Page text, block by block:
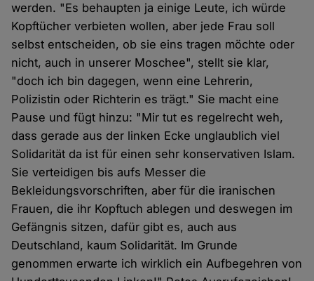
werden. "Es behaupten ja einige Leute, ich würde
Kopftücher verbieten wollen, aber jede Frau soll
selbst entscheiden, ob sie eins tragen möchte oder
nicht, auch in unserer Moschee", stellt sie klar,
"doch ich bin dagegen, wenn eine Lehrerin,
Polizistin oder Richterin es trägt." Sie macht eine
Pause und fügt hinzu: "Mir tut es regelrecht weh,
dass gerade aus der linken Ecke unglaublich viel
Solidarität da ist für einen sehr konservativen Islam.
Sie verteidigen bis aufs Messer die
Bekleidungsvorschriften, aber für die iranischen
Frauen, die ihr Kopftuch ablegen und deswegen im
Gefängnis sitzen, dafür gibt es, auch aus
Deutschland, kaum Solidarität. Im Grunde
genommen erwarte ich wirklich ein Aufbegehren von